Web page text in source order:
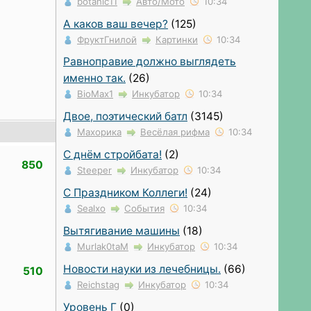
850
510
А каков ваш вечер? (125)
ФруктГнилой Картинки 10:34
Равноправие должно выглядеть
именно так. (26)
BioMax1 Инкубатор 10:34
Двое, поэтический батл (3145)
Махорика Весёлая рифма 10:34
С днём стройбата! (2)
Steeper Инкубатор 10:34
С Праздником Коллеги! (24)
Sealxo События 10:34
Вытягивание машины (18)
Murlak0taM Инкубатор 10:34
Новости науки из лечебницы. (66)
Reichstag Инкубатор 10:34
Уровень Г (0)